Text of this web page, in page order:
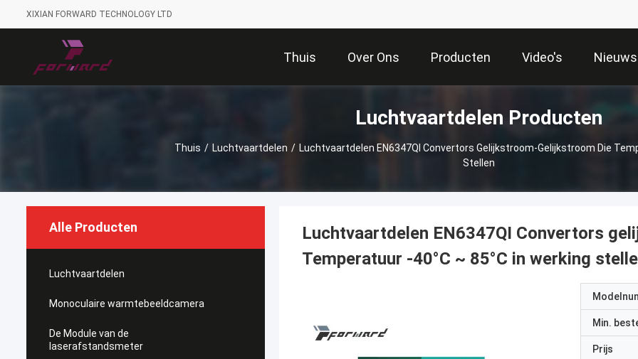
XIXIAN FORWARD TECHNOLOGY LTD
Thuis Over Ons Producten Video's Nieuws
Luchtvaartdelen Producten
Thuis / Luchtvaartdelen / Luchtvaartdelen EN6347QI Convertors Gelijkstroom-Gelijkstroom Die
Stellen
Alle Producten
Luchtvaartdelen
Monoculaire warmtebeeldcamera
De Module van de
laserafstandsmeter
Luchtvaartdelen EN6347QI Convertors
Temperatuur -40°C ~ 85°C in werking
Min.
Prijs